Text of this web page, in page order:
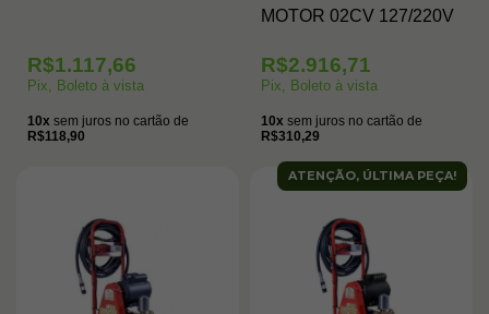
R$1.117,66
Pix, Boleto à vista
10x sem juros no cartão de
R$118,90
MOTOR 02CV 127/220V
R$2.916,71
Pix, Boleto à vista
10x sem juros no cartão de
R$310,29
ATENÇÃO, ÚLTIMA PEÇA!